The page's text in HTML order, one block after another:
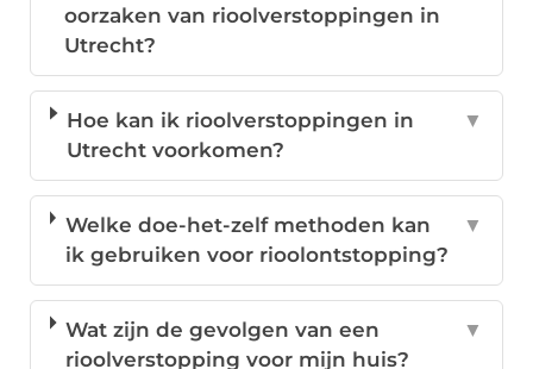
oorzaken van rioolverstoppingen in
Utrecht?
Hoe kan ik rioolverstoppingen in
Utrecht voorkomen?
▼
Welke doe-het-zelf methoden kan
ik gebruiken voor rioolontstopping?
▼
Wat zijn de gevolgen van een
rioolverstopping voor mijn huis?
▼